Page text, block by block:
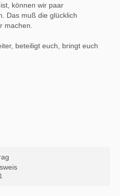
können wir paar
Das muß die glücklich
machen.
beteiligt euch, bringt euch